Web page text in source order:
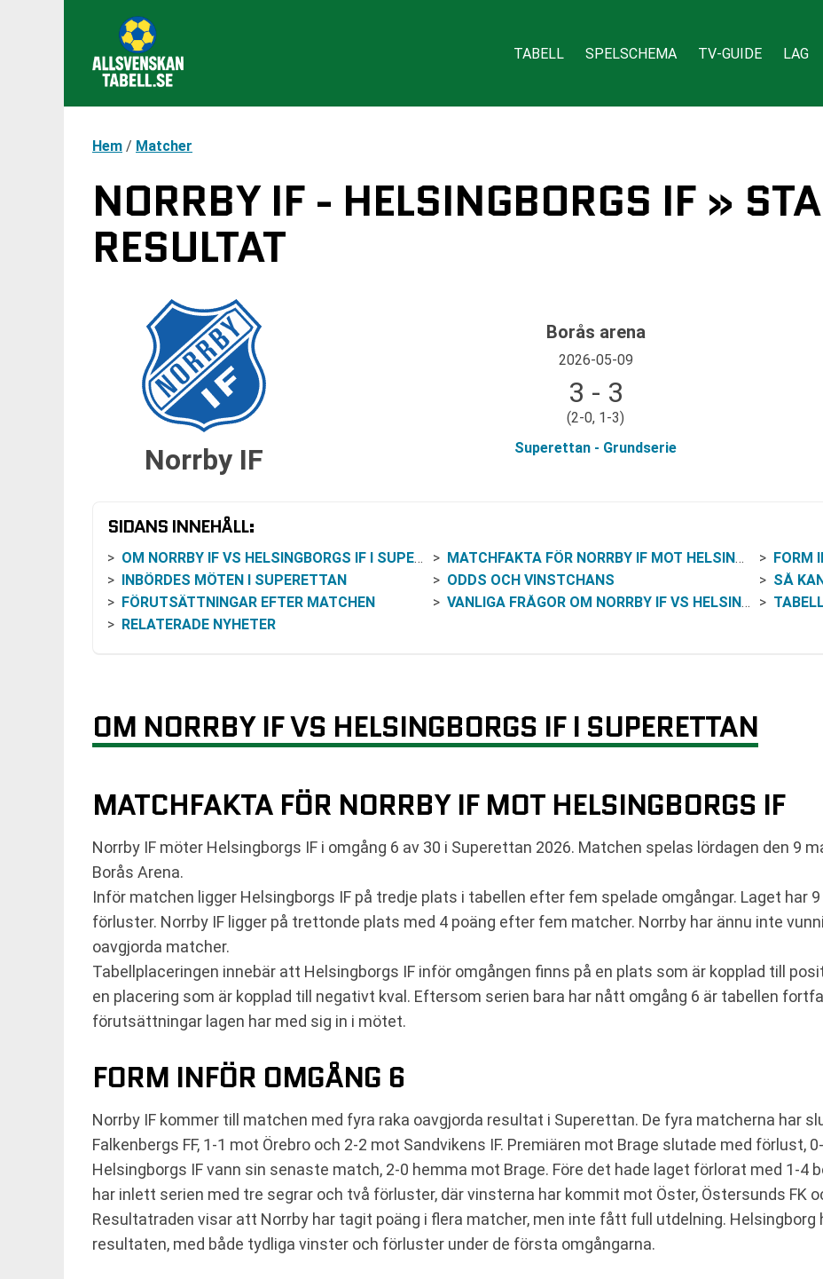
TABELL SPELSCHEMA TV-GUIDE LAG
Hem / Matcher
NORRBY IF - HELSINGBORGS IF »
RESULTAT
Norrby IF
Borås arena
2026-05-09
3 - 3
(2-0, 1-3)
Superettan - Grundserie
SIDANS INNEHÅLL:
OM NORRBY IF VS HELSINGBORGS IF I SUPERETTAN MATCHFAKTA FÖR NORRBY IF MOT HELSINGBORGS IF
FORM
INBÖRDES MÖTEN I SUPERETTAN
ODDS OCH VINSTCHANS
SÅ
FÖRUTSÄTTNINGAR EFTER MATCHEN
VANLIGA FRÅGOR OM NORRBY IF VS HELSINGBORGS IF
RELATERADE NYHETER
OM NORRBY IF VS HELSINGBORGS IF I SUPERETTAN
MATCHFAKTA FÖR NORRBY IF MOT HELSINGBORGS IF
Norrby IF möter Helsingborgs IF i omgång 6 av 30 i Superettan 2026. Matchen spelas lördagen den 9
Borås Arena.
Inför matchen ligger Helsingborgs IF på tredje plats i tabellen efter fem spelade omgångar. Laget har
förluster. Norrby IF ligger på trettonde plats med 4 poäng efter fem matcher. Norrby har ännu inte
oavgjorda matcher.
Tabellplaceringen innebär att Helsingborgs IF inför omgången finns på en plats som är kopplad till
en placering som är kopplad till negativt kval. Eftersom serien bara har nått omgång 6 är tabellen
förutsättningar lagen har med sig in i mötet.
FORM INFÖR OMGÅNG 6
Norrby IF kommer till matchen med fyra raka oavgjorda resultat i Superettan. De fyra matcherna har
Falkenbergs FF, 1-1 mot Örebro och 2-2 mot Sandvikens IF. Premiären mot Brage slutade med förlust,
Helsingborgs IF vann sin senaste match, 2-0 hemma mot Brage. Före det hade laget förlorat med 1-4
har inlett serien med tre segrar och två förluster, där vinsterna har kommit mot Öster, Östersunds FK
Resultatraden visar att Norrby har tagit poäng i flera matcher, men inte fått full utdelning.
resultaten, med både tydliga vinster och förluster under de första omgångarna.